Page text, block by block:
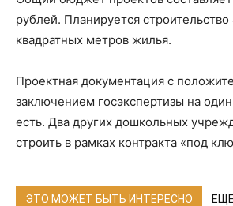
рублей. Планируется
квадратных метров жилья.
Проектная документация с
заключением госэкспертизы на
есть. Два других дошкольных
строить в рамках контракта «под
ЭТО МОЖЕТ БЫТЬ ИНТЕРЕСНО